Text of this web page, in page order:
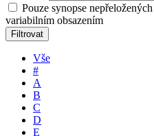
Pouze synopse
variabilním obsazením
Filtrovat
Vše
#
A
B
C
D
E